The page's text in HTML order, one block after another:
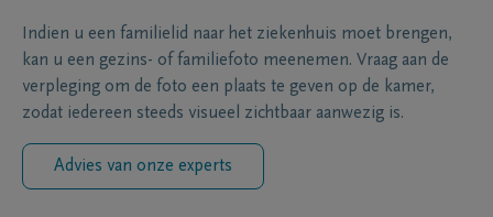
Indien u een familielid naar het ziekenhuis moet brengen,
kan u een gezins- of familiefoto meenemen. Vraag aan de
verpleging om de foto een plaats te geven op de kamer,
zodat iedereen steeds visueel zichtbaar aanwezig is.
Advies van onze experts